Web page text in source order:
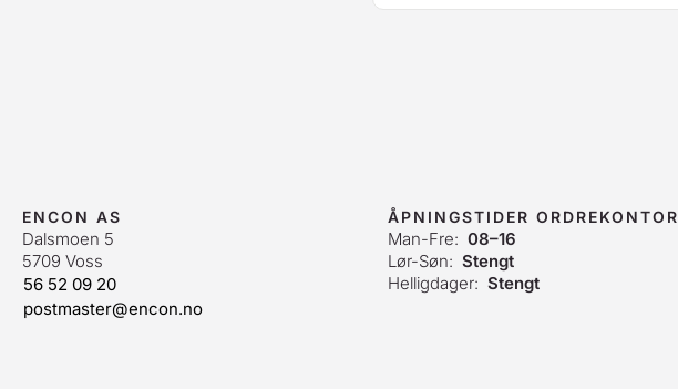
ENCON AS
Dalsmoen 5
5709 Voss
56 52 09 20
postmaster@encon.no
ÅPNINGSTIDER ORDREKONTOR
Man-Fre: 08–16
Lør-Søn: Stengt
Helligdager: Stengt